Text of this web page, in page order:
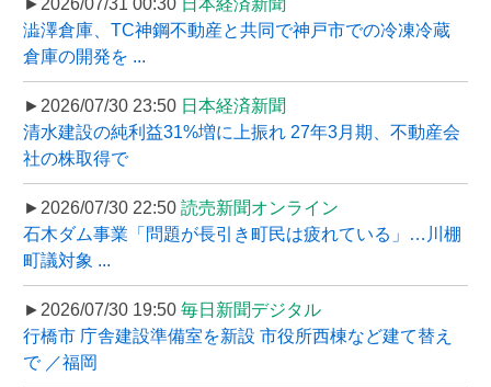
澁澤倉庫、TC神鋼不動産と共同で神戸市での冷凍冷蔵
倉庫の開発を ...
►2026/07/30 23:50 日本経済新聞
清水建設の純利益31%増に上振れ 27年3月期、不動産会
社の株取得で
►2026/07/30 22:50 読売新聞オンライン
石木ダム事業「問題が長引き町民は疲れている」…川棚
町議対象 ...
►2026/07/30 19:50 毎日新聞デジタル
行橋市 庁舎建設準備室を新設 市役所西棟など建て替え
で ／福岡